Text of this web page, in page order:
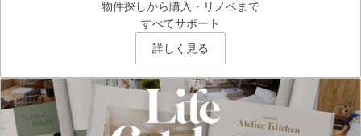
物件探しから購入・リノベまで
すべてサポート
詳しく見る